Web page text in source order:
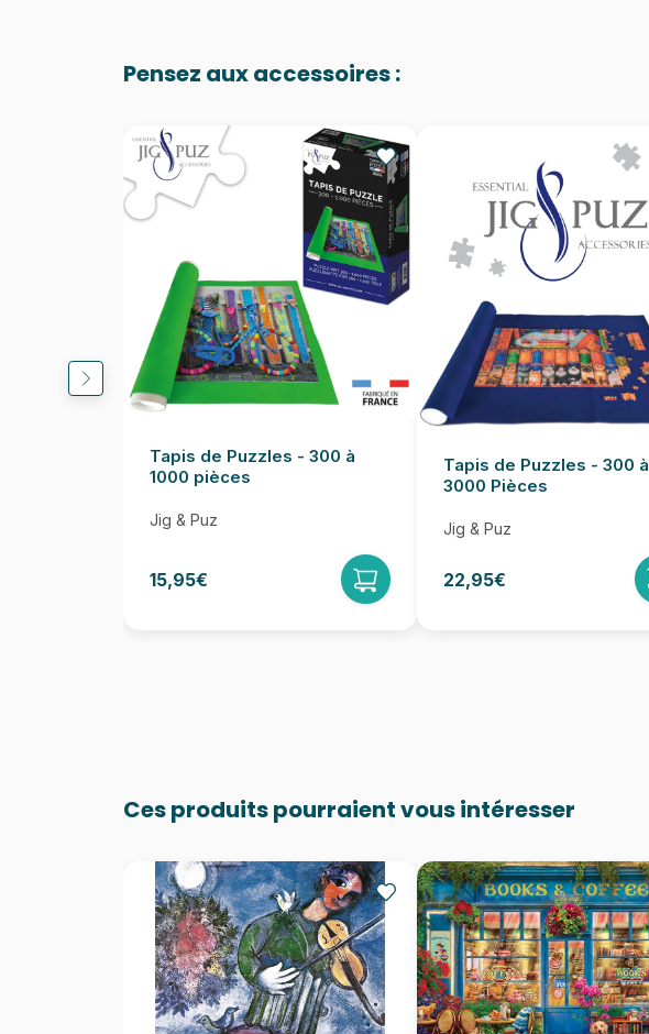
Pensez aux accessoires :
Tapis de Puzzles - 300 à
1000 pièces
Jig & Puz
15,95€
Tapis de Puzzles - 300 à
3000 Pièces
Jig & Puz
22,95€
Ces produits pourraient vous intéresser